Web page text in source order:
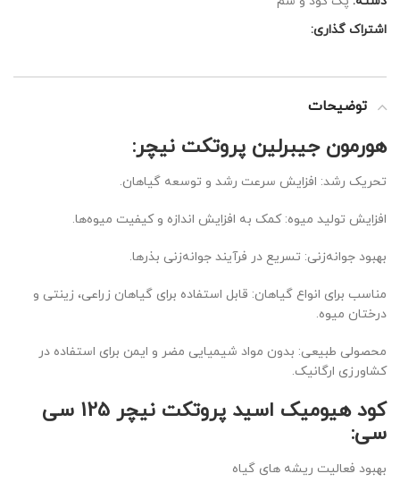
اشتراک گذاری:
توضیحات
هورمون جیبرلین پروتکت نیچر:
تحریک رشد: افزایش سرعت رشد و توسعه گیاهان.
افزایش تولید میوه: کمک به افزایش اندازه و کیفیت میوه‌ها.
بهبود جوانه‌زنی: تسریع در فرآیند جوانه‌زنی بذرها.
مناسب برای انواع گیاهان: قابل استفاده برای گیاهان زراعی، زینتی و
درختان میوه.
محصولی طبیعی: بدون مواد شیمیایی مضر و ایمن برای استفاده در
کشاورزی ارگانیک.
کود هیومیک اسید پروتکت نیچر 125 سی
سی:
بهبود فعالیت ریشه های گیاه